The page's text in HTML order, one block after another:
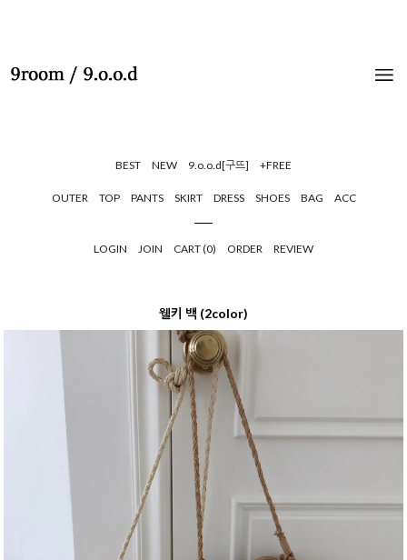
BEST NEW 9.o.o.d[구뜨] +FREE
OUTER TOP PANTS SKIRT DRESS SHOES BAG ACC
LOGIN JOIN CART (0) ORDER REVIEW
웰키 백 (2color)